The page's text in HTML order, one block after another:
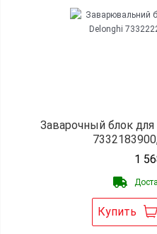
Заварочный блок
1
Купить